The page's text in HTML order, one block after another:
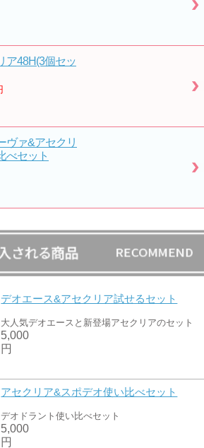
ア48H(3個セッ
ヴァ&アセクリ
べセット
デオエース&アセクリア試せるセット
大人気デオエースと新登場アセクリアのセット
5,000
円
アセクリア&スポデオ使い比べセット
デオドラント使い比べセット
5,000
円